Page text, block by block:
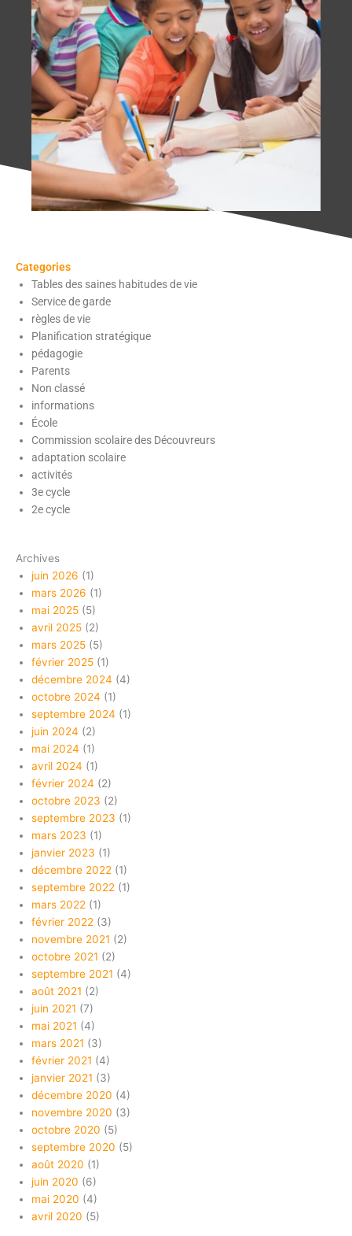
Categories
Tables des saines habitudes de vie
Service de garde
règles de vie
Planification stratégique
pédagogie
Parents
Non classé
informations
École
Commission scolaire des Découvreurs
adaptation scolaire
activités
3e cycle
2e cycle
Archives
juin 2026 (1)
mars 2026 (1)
mai 2025 (5)
avril 2025 (2)
mars 2025 (5)
février 2025 (1)
décembre 2024 (4)
octobre 2024 (1)
septembre 2024 (1)
juin 2024 (2)
mai 2024 (1)
avril 2024 (1)
février 2024 (2)
octobre 2023 (2)
septembre 2023 (1)
mars 2023 (1)
janvier 2023 (1)
décembre 2022 (1)
septembre 2022 (1)
mars 2022 (1)
février 2022 (3)
novembre 2021 (2)
octobre 2021 (2)
septembre 2021 (4)
août 2021 (2)
juin 2021 (7)
mai 2021 (4)
mars 2021 (3)
février 2021 (4)
janvier 2021 (3)
décembre 2020 (4)
novembre 2020 (3)
octobre 2020 (5)
septembre 2020 (5)
août 2020 (1)
juin 2020 (6)
mai 2020 (4)
avril 2020 (5)